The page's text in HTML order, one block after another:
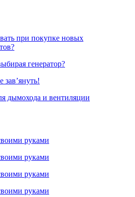
при покупке новых
генератор?
зав’януть!
дымохода и вентиляции
руками
руками
руками
руками